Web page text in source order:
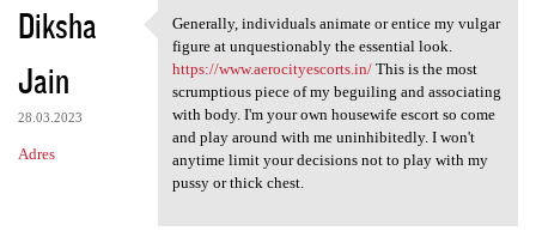
Diksha
Jain
28.03.2023
Adres
Generally, individuals
Generally, individuals animate or entice my vulgar
figure at unquestionably the essential look.
https://www.aerocityescorts.in/This is the most
scrumptious piece of my beguiling and associating
with body. I'm your own housewife escort so come
and play around with me uninhibitedly. I won't
anytime limit your decisions not to play with my
pussy or thick chest.